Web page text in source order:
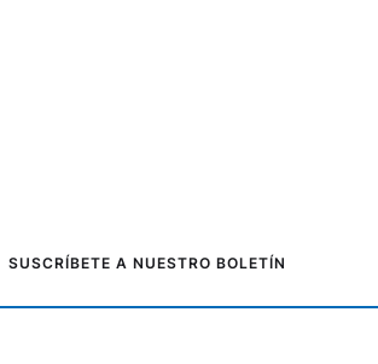
SUSCRÍBETE A NUESTRO BOLETÍN